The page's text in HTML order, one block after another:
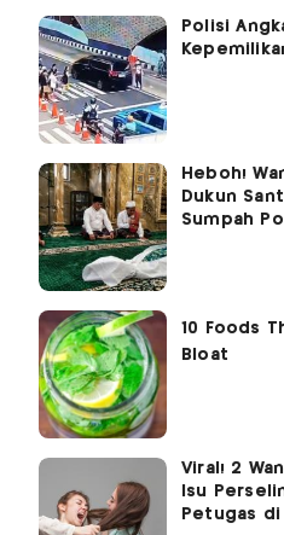
Polisi
Heboh!
Dukun
Sumpah
Viral! 2
Isu
Petugas